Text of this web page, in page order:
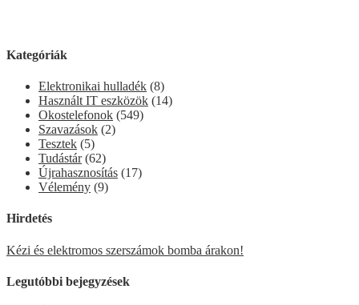
Kategóriák
Elektronikai hulladék (8)
Használt IT eszközök (14)
Okostelefonok (549)
Szavazások (2)
Tesztek (5)
Tudástár(62)
Újrahasznosítás (17)
Vélemény (9)
Hirdetés
Kézi és elektromos szerszámok bomba árakon!
Legutóbbi bejegyzések